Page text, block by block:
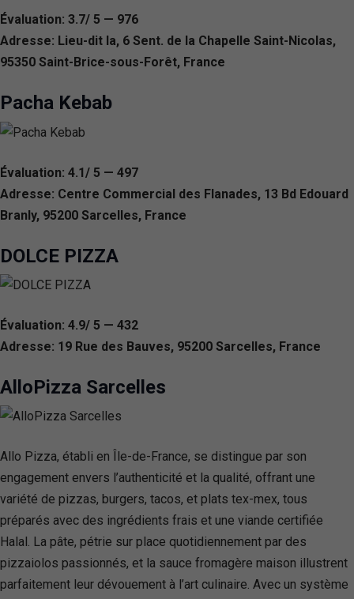
Évaluation: 3.7/ 5 — 976
Adresse: Lieu-dit la, 6 Sent. de la Chapelle Saint-Nicolas,
95350 Saint-Brice-sous-Forêt, France
Pacha Kebab
Évaluation: 4.1/ 5 — 497
Adresse: Centre Commercial des Flanades, 13 Bd Edouard
Branly, 95200 Sarcelles, France
DOLCE PIZZA
Évaluation: 4.9/ 5 — 432
Adresse: 19 Rue des Bauves, 95200 Sarcelles, France
AlloPizza Sarcelles
Allo Pizza, établi en Île-de-France, se distingue par son
engagement envers l’authenticité et la qualité, offrant une
variété de pizzas, burgers, tacos, et plats tex-mex, tous
préparés avec des ingrédients frais et une viande certifiée
Halal. La pâte, pétrie sur place quotidiennement par des
pizzaiolos passionnés, et la sauce fromagère maison illustrent
parfaitement leur dévouement à l’art culinaire. Avec un système